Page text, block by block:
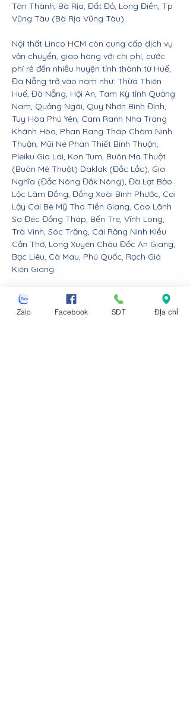
Tân Thành, Bà Rịa, Đất Đỏ, Long Điền, Tp
Vũng Tàu (Bà Rịa Vũng Tàu).
Nội thất Linco HCM còn cung cấp dịch vụ
vận chuyển, giao hàng với chi phí, cước
phí rẻ đến nhiều huyện tỉnh thành từ Huế,
Đà Nẵng trở vào nam như: Thừa Thiên
Huế, Đà Nẵng, Hội An, Tam Kỳ tỉnh Quảng
Nam, Quảng Ngãi, Quy Nhơn Bình Định,
Tuy Hòa Phú Yên, Cam Ranh Nha Trang
Khánh Hòa, Phan Rang Tháp Chàm Ninh
Thuận, Mũi Né Phan Thiết Bình Thuận,
Pleiku Gia Lai, Kon Tum, Buôn Ma Thuột
(Buôn Mê Thuột) Daklak (Đắc Lắc), Gia
Nghĩa (Đắc Nông Đăk Nông), Đà Lạt Bảo
Lộc Lâm Đồng, Đồng Xoài Bình Phước, Cai
Lậy Cái Bè Mỹ Tho Tiền Giang, Cao Lãnh
Sa Đéc Đồng Tháp, Bến Tre, Vĩnh Long,
Trà Vinh, Sóc Trăng, Cái Răng Ninh Kiều
Cần Thơ, Long Xuyên Châu Đốc An Giang,
Bạc Liêu, Cà Mau, Phú Quốc, Rạch Giá
Kiên Giang.
Nội thất Linco giao hàng cho các huyện,
thị xã tx, tp thành phố tỉnh thành từ Đà
Nẵng trở ra bắc: Thừa Thiên Huế, Đồng
Zalo Facebook SĐT Địa chỉ